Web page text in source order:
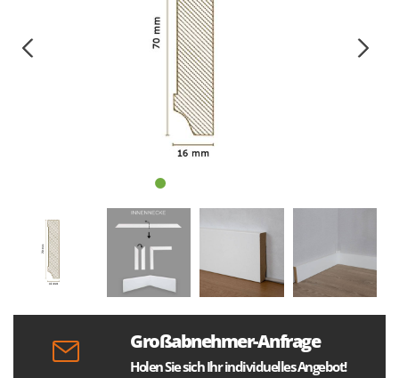
Großabnehmer-Anfrage
Holen Sie sich Ihr individuelles Angebot!